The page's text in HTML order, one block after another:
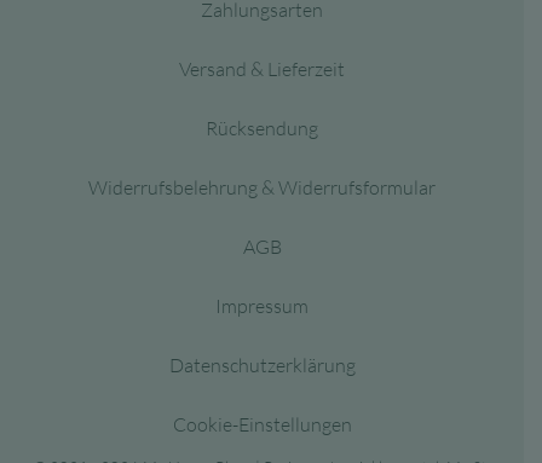
Zahlungsarten
Versand & Lieferzeit
Rücksendung
Widerrufsbelehrung & Widerrufsformular
AGB
Impressum
Datenschutzerklärung
Cookie-Einstellungen